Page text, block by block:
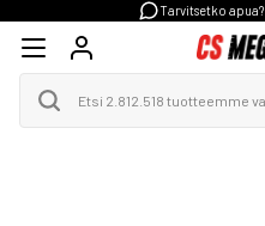
Tarvitsetko